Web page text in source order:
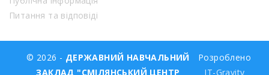
Питання та відповіді
© 2026 - ДЕРЖАВНИЙ НАВЧАЛЬНИЙ
ЗАКЛАД "СМІЛЯНСЬКИЙ ЦЕНТР
Розроблено
IT-Gravity